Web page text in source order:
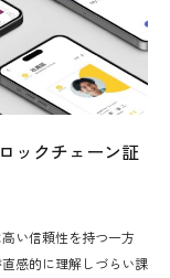
ックチェーン証
い信頼性を持つ一方
感的に理解しづらい課